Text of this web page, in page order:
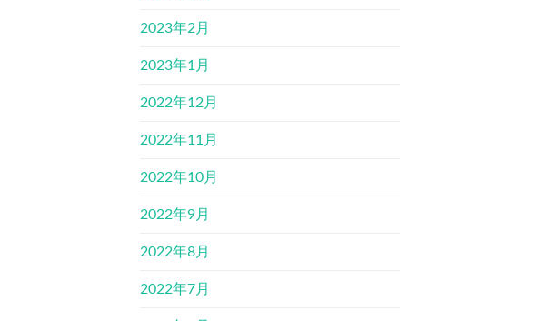
2023年2月
2023年1月
2022年12月
2022年11月
2022年10月
2022年9月
2022年8月
2022年7月